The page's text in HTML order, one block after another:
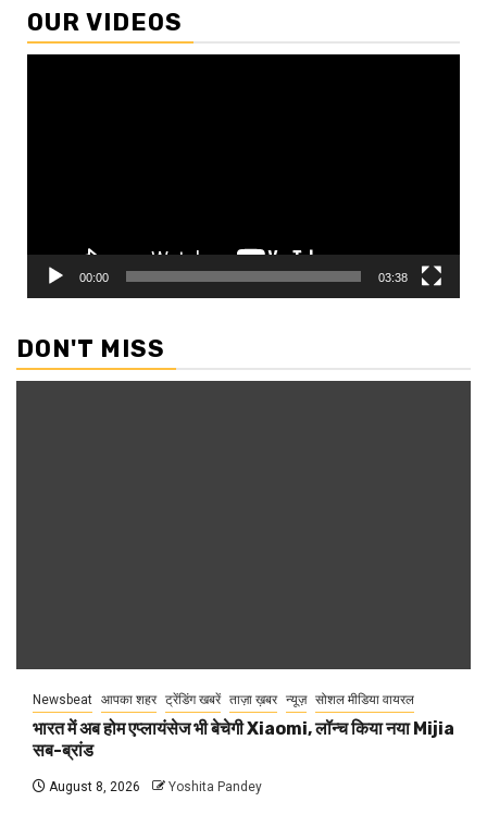
OUR VIDEOS
00:00 03:38
DON'T MISS
Newsbeat आपका शहर ट्रेंडिंग खबरें ताज़ा ख़बर न्यूज़ सोशल मीडिया वायरल
भारत में अब होम एप्लायंसेज भी बेचेगी Xiaomi, लॉन्च किया नया Mijia
सब-ब्रांड
August 8, 2026 Yoshita Pandey